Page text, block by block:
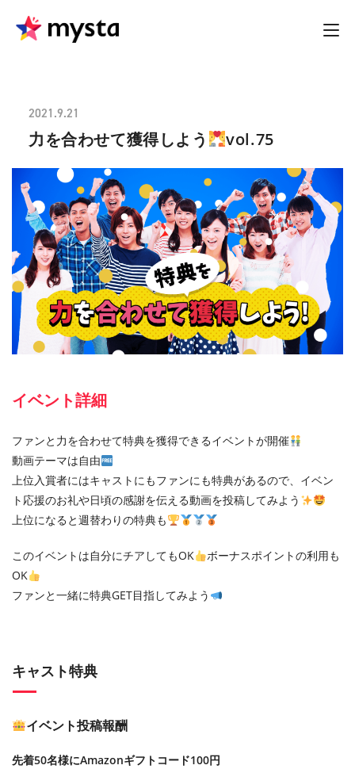
2021.9.21
力を合わせて獲得しよう vol.75
イベント詳細
ファンと力を合わせて特典を獲得できるイベントが開催
動画テーマは自由
上位入賞者にはキャストにもファンにも特典があるので、イベン
ト応援のお礼や日頃の感謝を伝える動画を投稿してみよう
上位になると週替わりの特典も
このイベントは自分にチアしてもOK
ボーナスポイントの利用も
OK
ファンと一緒に特典GET目指してみよう
キャスト特典
イベント投稿報酬
先着50名様にAmazonギフトコード100円